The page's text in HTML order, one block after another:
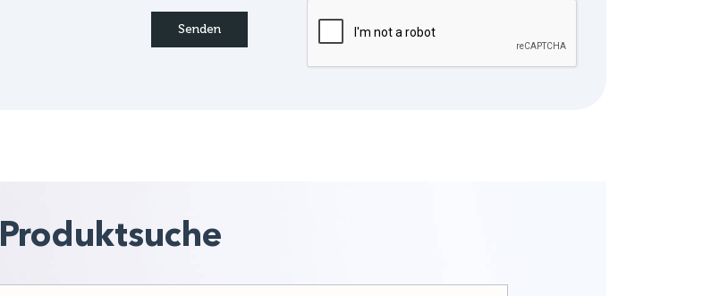
Produktsuche